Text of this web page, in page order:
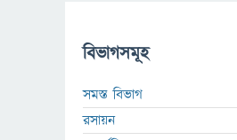
বিভাগসমূহ
সমস্ত বিভাগ
রসায়ন